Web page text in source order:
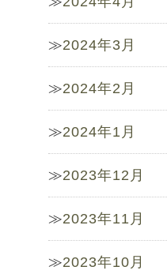
2024年3月
2024年2月
2024年1月
2023年12月
2023年11月
2023年10月